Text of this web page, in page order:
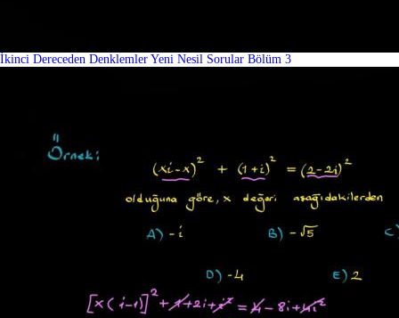
İkinci Dereceden Denklemler Yeni Nesil Sorular Bölüm 3